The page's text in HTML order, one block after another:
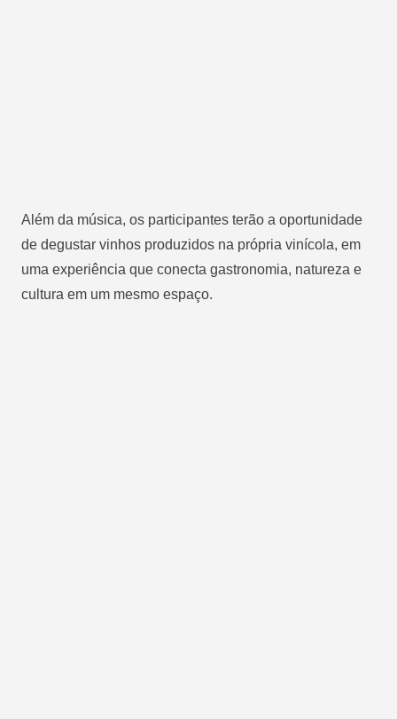
Além da música, os participantes terão a oportunidade
de degustar vinhos produzidos na própria vinícola, em
uma experiência que conecta gastronomia, natureza e
cultura em um mesmo espaço.